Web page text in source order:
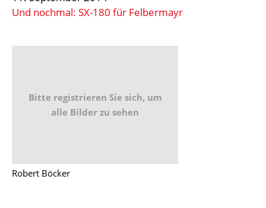
Und nochmal: SX-180 für Felbermayr
Bitte registrieren Sie sich, um
alle Bilder zu sehen
Robert Böcker